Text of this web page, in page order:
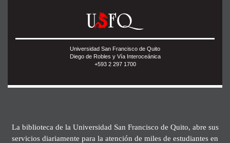
Universidad San Francisco de Quito
Diego de Robles y Vía Interoceánica
+593 2 297 1700
La biblioteca de la Universidad San Francisco de Quito, abre sus
servicios diariamente para la atención de miles de estudiantes en